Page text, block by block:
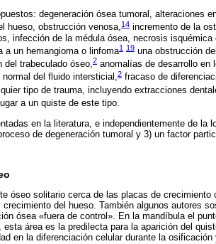
degeneración ósea tumoral, alteraciones
hueso, obstrucción venosa,14 incremento de la
infección de la médula ósea, necrosis isquémica
a un hemangioma o linfoma1 19 una obstrucción
del trabeculado óseo,2 anomalías de desarrollo en
normal del fluido intersticial,2 fracaso de
tipo de trauma, incluyendo extracciones
a un quiste de este tipo.
en la literatura, e independientemente de la
de degeneración tumoral y 3) un factor
óseo solitario cerca de las placas de crecimiento
del hueso. También algunos autores
ósea «fuera de control». En la mandíbula el
esta área es la predilecta para la aparición del
en la diferenciación celular durante la